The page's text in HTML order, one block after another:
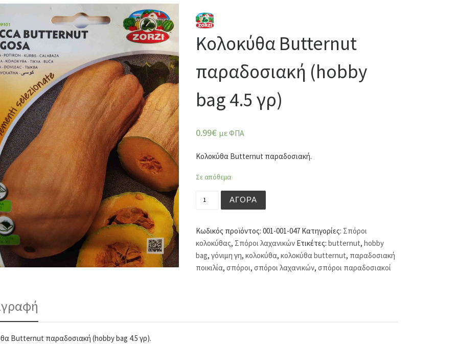
Κολοκύθα Butternut
παραδοσιακή (hobby
bag 4.5 γρ)
0.99€ με ΦΠΑ
Κολοκύθα Butternut παραδοσιακή.
Σε απόθεμα
Κολοκύθα Butternut παραδοσιακή (hobby bag 4.5 γρ) ποσότητα
ΑΓΟΡΆ
Κωδικός προϊόντος: 001-001-047 Κατηγορίες: Σπόροι
κολοκύθας, Σπόροι λαχανικών Ετικέτες: butternut, hobby
bag, γόνιμη γη, κολοκύθα, κολοκύθα butternut, παραδοσιακή
ποικιλία, σπόροι, σπόροι λαχανικών, σπόροι παραδοσιακοί
Butternut παραδοσιακή (hobby bag 4.5 γρ).